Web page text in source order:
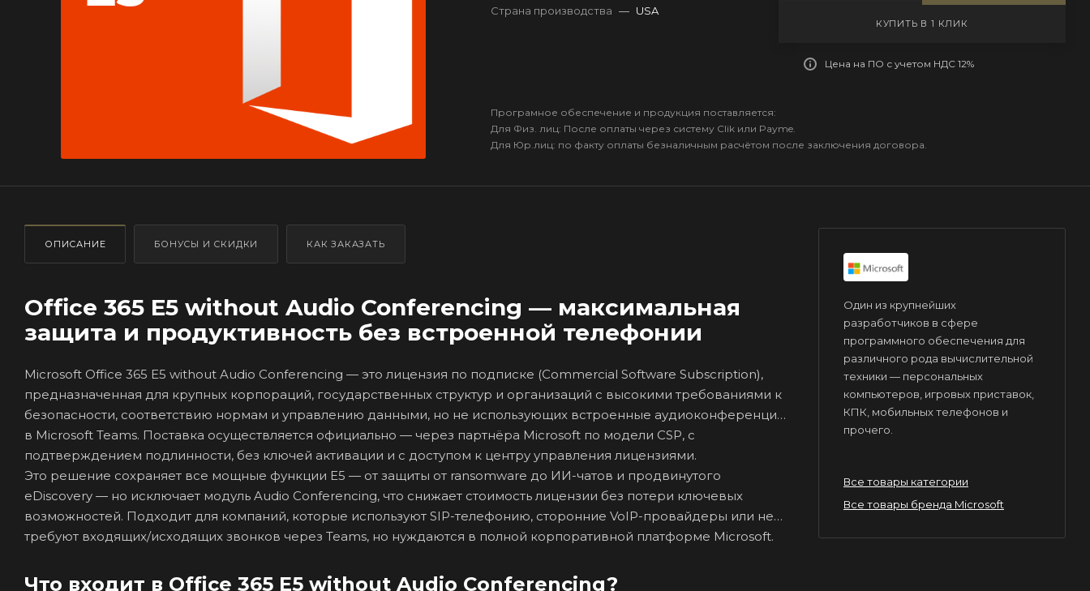
Страна производства — USA
КУПИТЬ В 1 КЛИК
Цена на ПО с учетом НДС 12%
Програмное обеспечение и продукция поставляется:
Для Физ. лиц: После оплаты через систему Clik или Payme.
Для Юр.лиц: по факту оплаты безналичным расчётом после заключения договора.
ОПИСАНИЕ БОНУСЫ И СКИДКИ КАК ЗАКАЗАТЬ
Office 365 E5 without Audio Conferencing — максимальная
защита и продуктивность без встроенной телефонии
Microsoft Office 365 E5 without Audio Conferencing — это лицензия по подписке (Commercial Software Subscription),
предназначенная для крупных корпораций, государственных структур и организаций с высокими требованиями к
безопасности, соответствию нормам и управлению данными, но не использующих встроенные аудиоконференции
в Microsoft Teams. Поставка осуществляется официально — через партнёра Microsoft по модели CSP, с
подтверждением подлинности, без ключей активации и с доступом к центру управления лицензиями.
Это решение сохраняет все мощные функции E5 — от защиты от ransomware до ИИ-чатов и продвинутого
eDiscovery — но исключает модуль Audio Conferencing, что снижает стоимость лицензии без потери ключевых
возможностей. Подходит для компаний, которые используют SIP-телефонию, сторонние VoIP-провайдеры или не
требуют входящих/исходящих звонков через Teams, но нуждаются в полной корпоративной платформе Microsoft.
Что входит в Office 365 E5 without Audio Conferencing?
Один из крупнейших
разработчиков в сфере
программного обеспечения для
различного рода вычислительной
техники — персональных
компьютеров, игровых приставок,
КПК, мобильных телефонов и
прочего.
Все товары категории
Все товары бренда Microsoft